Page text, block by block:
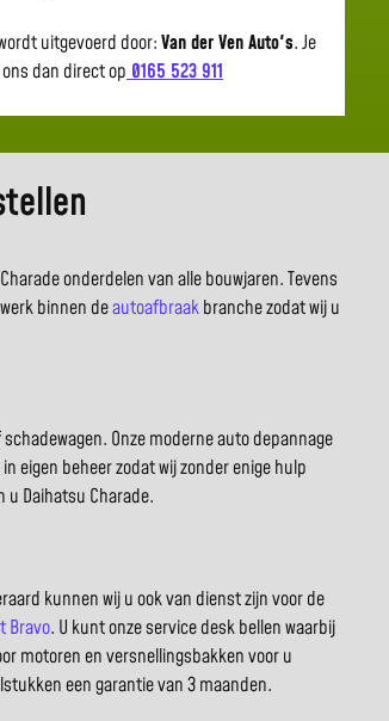
uitgevoerd door:Van der Ven Auto's.Je
dan direct op 0165 523 911
onderdelen van alle bouwjaren. Tevens
binnen deautoafbraakbranche zodat wij u
Onze moderne auto depannage
eigen beheer zodat wij zonder enige hulp
u Daihatsu Charade.
kunnen wij u ook van dienst zijn voor de
Bravo. U kunt onze service desk bellen waarbij
motoren en versnellingsbakken voor u
een garantie van 3 maanden.